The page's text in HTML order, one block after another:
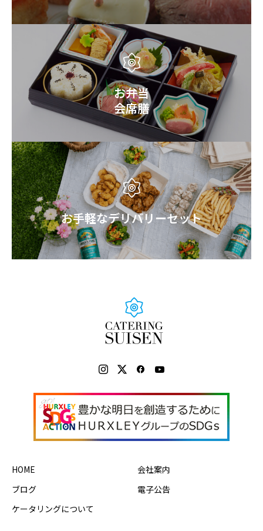
お弁当
会席膳
お手軽なデリバリーセット
HOME
ブログ
ケータリングについて
会社案内
電子公告